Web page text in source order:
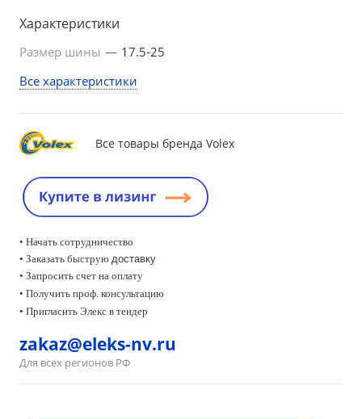
Характеристики
Размер шины — 17.5-25
Все характеристики
Все товары бренда Volex
• Начать сотрудничество
• Заказать быструю доставку
• Запросить счет на оплату
• Получить проф. консультацию
• Пригласить Элекс в тендер
zakaz@eleks-nv.ru
Для всех регионов РФ